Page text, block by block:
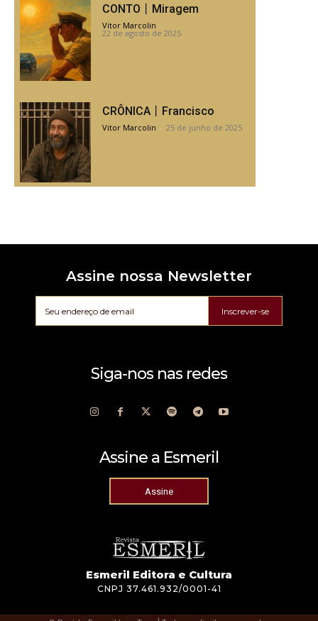
CONTO丨Miragem
Vitor Marcolin -
22 de agosto de 2025
CRÔNICA丨Francisco
Vitor Marcolin - 25 de junho de 2025
Assine nossa Newsletter
Inscrever-se
Siga-nos nas redes
Assine a Esmeril
Assine
Esmeril Editora e Cultura
CNPJ 37.461.932/0001-41